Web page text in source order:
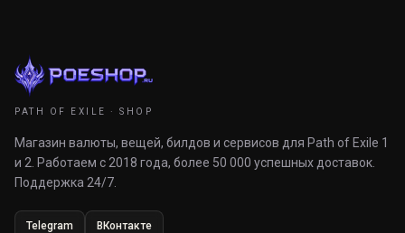
PATH OF EXILE · SHOP
Магазин валюты, вещей, билдов и сервисов для Path of Exile 1
и 2. Работаем с 2018 года, более 50 000 успешных доставок.
Поддержка 24/7.
Telegram ВКонтакте